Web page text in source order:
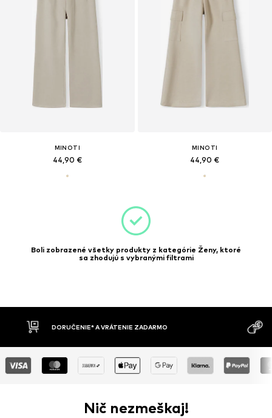
MINOTI
44,90 €
MINOTI
44,90 €
Boli zobrazené všetky produkty z kategórie Ženy, ktoré
sa zhodujú s vybranými filtrami
DORUČENIE* A VRÁTENIE ZADARMO
Nič nezmeškaj!